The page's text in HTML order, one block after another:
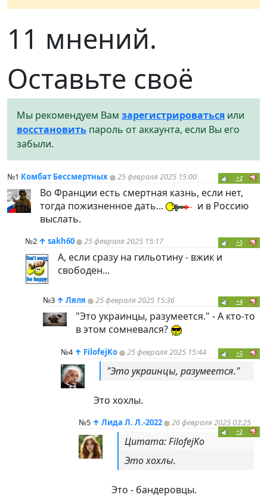
11 мнений.
Оставьте своё
Мы рекомендуем Вам зарегистрироваться или
восстановить пароль от аккаунта, если Вы его
забыли.
№1 Комбат Бессмертных 25 февраля 2025 15:00 +2
Во Франции есть смертная казнь, если нет,
тогда пожизненное дать...
и в Россию
выслать.
№2 ↑ sakh60 25 февраля 2025 15:17 +5
А, если сразу на гильотину - вжик и
свободен...
№3 ↑ Ляля 25 февраля 2025 15:36 +4
"Это украинцы, разумеется." - А кто-то
в этом сомневался?
№4 ↑ FilofejKo 25 февраля 2025 15:44 +5
"Это украинцы, разумеется."
Это хохлы.
№5 ↑ Лида Л. Л.-2022 26 февраля 2025 03:25
+2
Цитата: FilofejKo
Это хохлы.
Это - бандеровцы.